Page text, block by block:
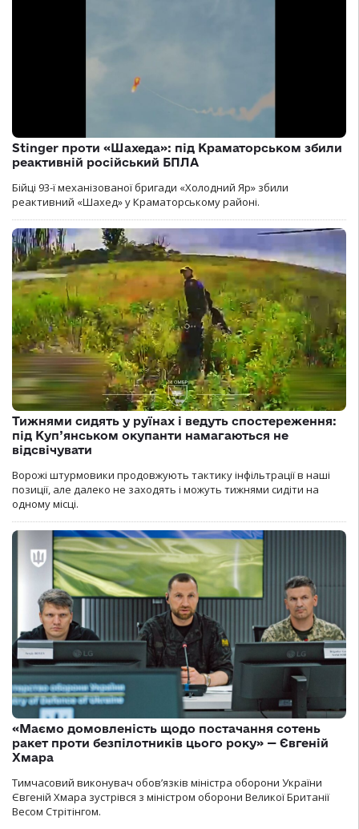
Stinger проти «Шахеда»: під Краматорськом збили
реактивній російський БПЛА
Бійці 93-ї механізованої бригади «Холодний Яр» збили
реактивний «Шахед» у Краматорському районі.
Тижнями сидять у руїнах і ведуть спостереження:
під Куп’янськом окупанти намагаються не
відсвічувати
Ворожі штурмовики продовжують тактику інфільтрації в наші
позиції, але далеко не заходять і можуть тижнями сидіти на
одному місці.
«Маємо домовленість щодо постачання сотень
ракет проти безпілотників цього року» — Євгеній
Хмара
Тимчасовий виконувач обов’язків міністра оборони України
Євгеній Хмара зустрівся з міністром оборони Великої Британії
Весом Стрітінгом.